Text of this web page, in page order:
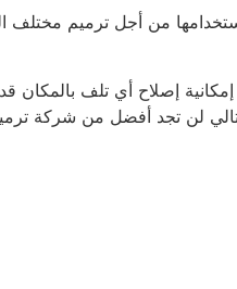
من أجل ترميم مختلف
إصلاح أي تلف بالمكان
لن تجد أفضل من شركة